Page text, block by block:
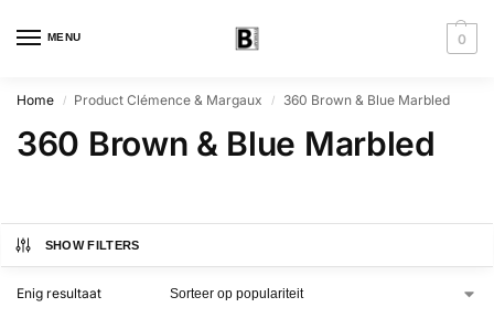
MENU 0
Home / Product Clémence & Margaux / 360 Brown & Blue Marbled
360 Brown & Blue Marbled
SHOW FILTERS
Enig resultaat